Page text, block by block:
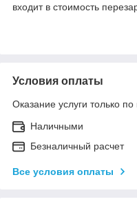
входит в стоимость
Условия оплаты
Оказание услуги только по
Наличными
Безналичный расчет
Все условия оплаты